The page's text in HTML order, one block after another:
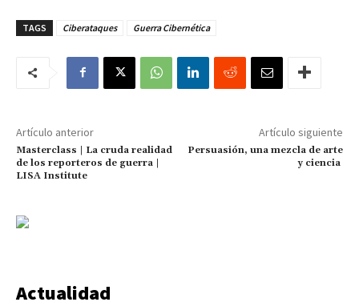
TAGS Ciberataques Guerra Cibernética
Artículo anterior
Masterclass | La cruda realidad
de los reporteros de guerra |
LISA Institute
Artículo siguiente
Persuasión, una mezcla de arte
y ciencia
Actualidad